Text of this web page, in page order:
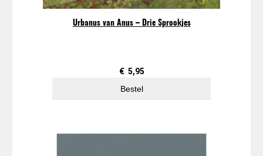
v
m
t
Urbanus van Anus – Drie Sprookjes
€ 5,95
Bestel